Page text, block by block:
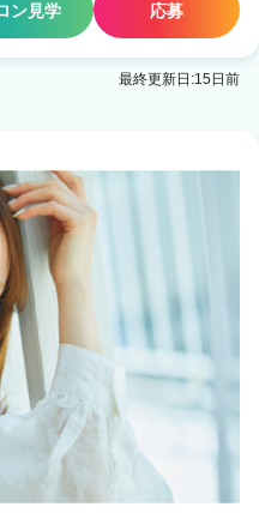
ン見学 応募
最終更新日:15日前